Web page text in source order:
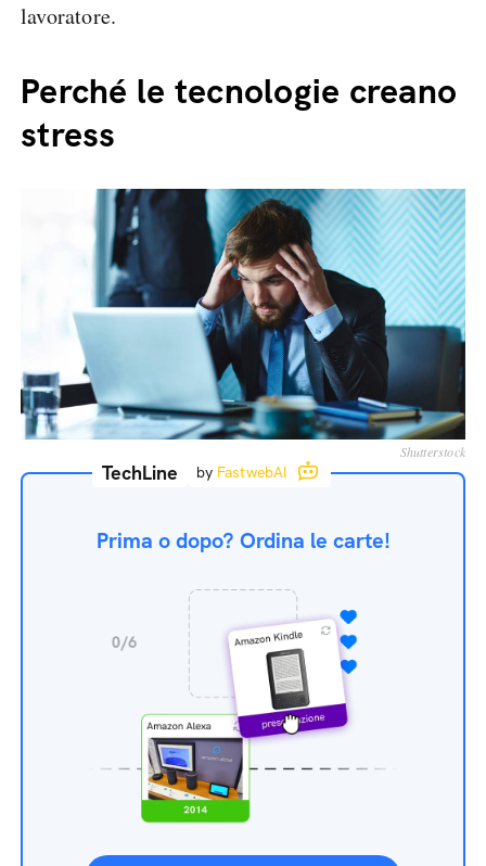
lavoratore.
Perché le tecnologie creano
stress
Shutterstock
TechLine by FastwebAI
Prima o dopo? Ordina le carte!